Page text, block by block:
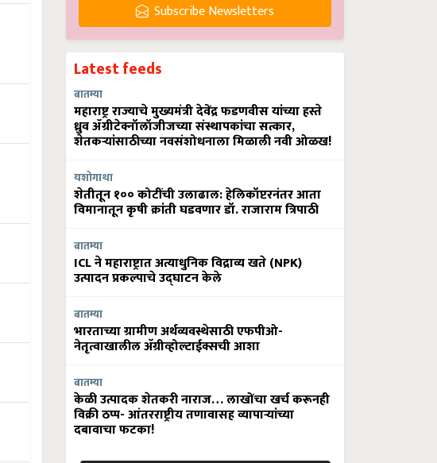
Subscribe Newsletters
Latest feeds
बातम्या
महाराष्ट्र राज्याचे मुख्यमंत्री देवेंद्र फडणवीस यांच्या हस्ते
ध्रुव ॲग्रीटेक्नॉलॉजीजच्या संस्थापकांचा सत्कार,
शेतकऱ्यांसाठीच्या नवसंशोधनाला मिळाली नवी ओळख!
यशोगाथा
शेतीतून १०० कोटींची उलाढाल: हेलिकॉप्टरनंतर आता
विमानातून कृषी क्रांती घडवणार डॉ. राजाराम त्रिपाठी
बातम्या
ICL ने महाराष्ट्रात अत्याधुनिक विद्राव्य खते (NPK)
उत्पादन प्रकल्पाचे उद्घाटन केले
बातम्या
भारताच्या ग्रामीण अर्थव्यवस्थेसाठी एफपीओ-
नेतृत्वाखालील अ‍ॅग्रीव्होल्टाईक्सची आशा
बातम्या
केळी उत्पादक शेतकरी नाराज… लाखोंचा खर्च करूनही
विक्री ठप्प- आंतरराष्ट्रीय तणावासह व्यापाऱ्यांच्या
दबावाचा फटका!